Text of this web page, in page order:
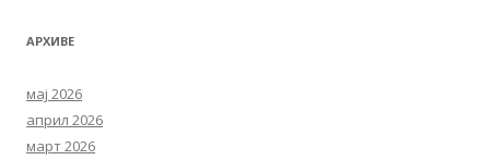
АРХИВЕ
мај 2026
април 2026
март 2026